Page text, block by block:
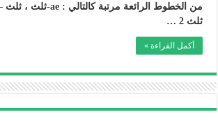
ثلث 2 …
أكمل القراءة »